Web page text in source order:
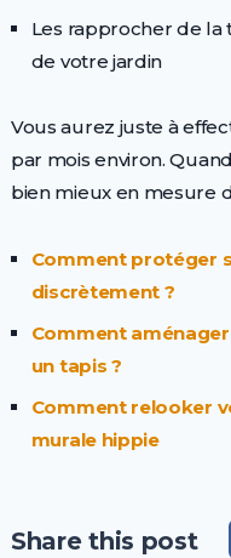
Les rapprocher de la
de votre jardin
Vous aurez juste à
par mois environ.
bien mieux en mesure
Comment protéger
discrètement ?
Comment
un tapis ?
Comment relooker
murale hippie
Share this post